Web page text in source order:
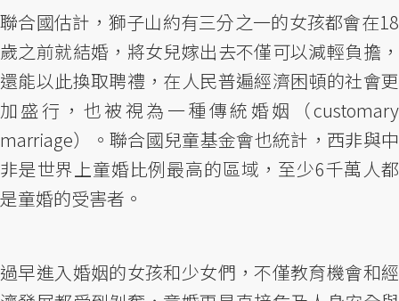
聯合國估計，獅子山約有三分之一的女孩都會在18
歲之前就結婚，將女兒嫁出去不僅可以減輕負擔，
還能以此換取聘禮，在人民普遍經濟困頓的社會更
加盛行，也被視為一種傳統婚姻（customary
marriage）。聯合國兒童基金會也統計，西非與中
非是世界上童婚比例最高的區域，至少6千萬人都
是童婚的受害者。
過早進入婚姻的女孩和少女們，不僅教育機會和經